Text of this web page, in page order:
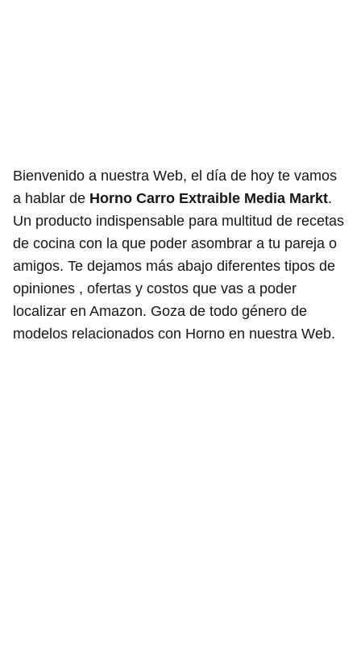
Bienvenido a nuestra Web, el día de hoy te vamos
a hablar de Horno Carro Extraible Media Markt.
Un producto indispensable para multitud de recetas
de cocina con la que poder asombrar a tu pareja o
amigos. Te dejamos más abajo diferentes tipos de
opiniones , ofertas y costos que vas a poder
localizar en Amazon. Goza de todo género de
modelos relacionados con Horno en nuestra Web.